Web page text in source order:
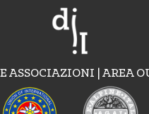
ASSOCIAZIONI | AREA